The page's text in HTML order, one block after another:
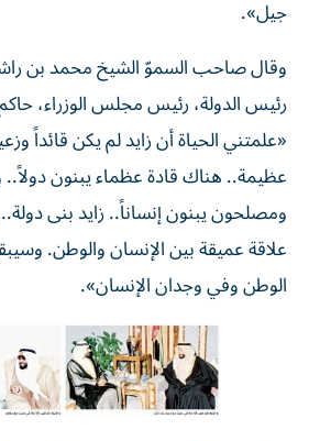
جيل».
وقال صاحب السموّ الشيخ محمد بن
رئيس الدولة، رئيس مجلس الوزراء،
«علمتني الحياة أن زايد لم يكن قائداً
عظيمة.. هناك قادة عظماء يبنون
ومصلحون يبنون إنساناً.. زايد بنى
علاقة عميقة بين الإنسان والوطن.
الوطن وفي وجدان الإنسان».